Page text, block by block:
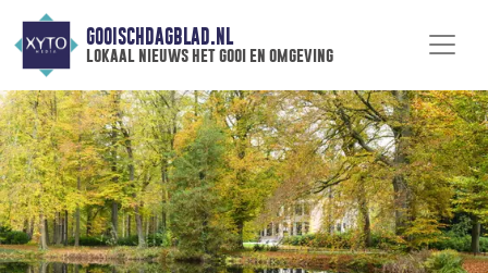
GOOISCHDAGBLAD.NL
lokaal nieuws het gooi en omgeving